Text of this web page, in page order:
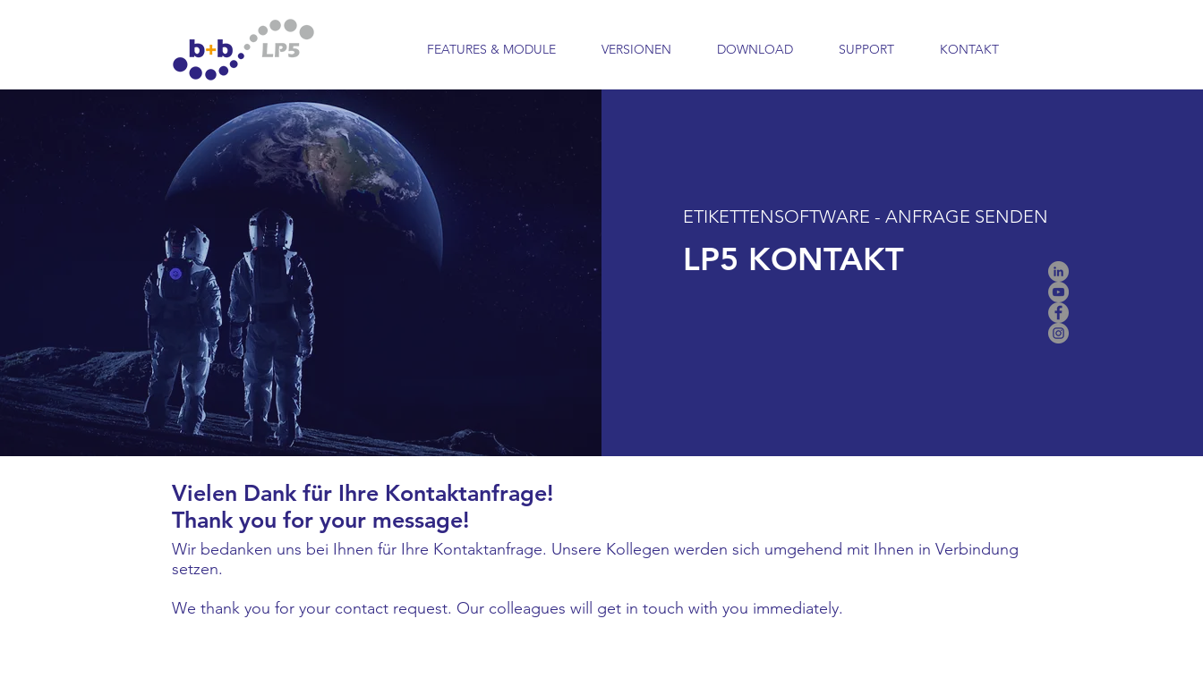
FEATURES & MODULE VERSIONEN DOWNLOAD SUPPORT KONTAKT
ETIKETTENSOFTWARE - ANFRAGE SENDEN
LP5 KONTAKT
Vielen Dank für Ihre Kontaktanfrage!
Thank you for your message!
Wir bedanken uns bei Ihnen für Ihre Kontaktanfrage. Unsere Kollegen werden sich umgehend mit Ihnen in Verbindung
setzen.
We thank you for your contact request. Our colleagues will get in touch with you immediately.